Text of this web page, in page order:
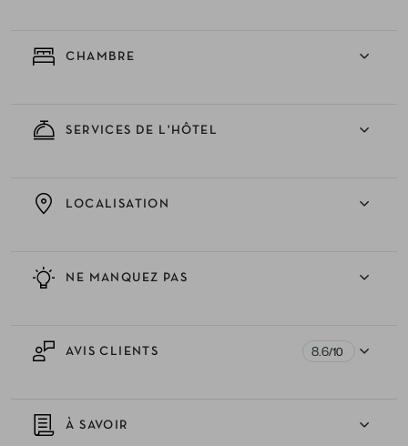
CHAMBRE
SERVICES DE L'HÔTEL
NE MANQUEZ PAS
LOCALISATION
AVIS CLIENTS 8.6/10
À SAVOIR